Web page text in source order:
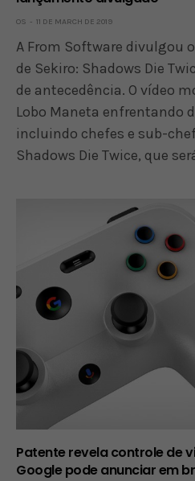
OS 11 DE MARCH DE 2019
A From Software divulgou
de Sekiro: Shadows Die
de antecedência. O vídeo
Lobo Maneta enfrentando
incluindo chefes e sub-
Shadows Die Twice, que
Patente revela controle de
Google pode anunciar em